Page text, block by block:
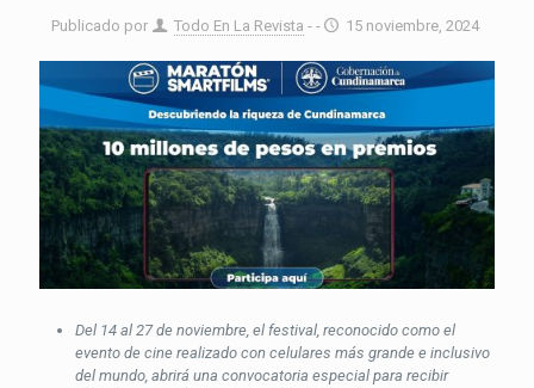
Publicado por Todo En La Revista - - 15 noviembre, 2024
Del 14 al 27 de noviembre, el festival, reconocido como el
evento de cine realizado con celulares más grande e inclusivo
del mundo, abrirá una convocatoria especial para recibir